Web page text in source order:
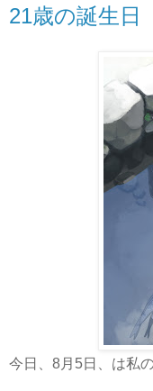
21歳の誕生日
今日、8月5日、は私